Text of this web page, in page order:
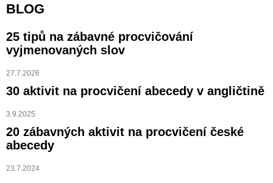
BLOG
25 tipů na zábavné procvičování
vyjmenovaných slov
27.7.2026
30 aktivit na procvičení abecedy v angličtině
3.9.2025
20 zábavných aktivit na procvičení české
abecedy
23.7.2024